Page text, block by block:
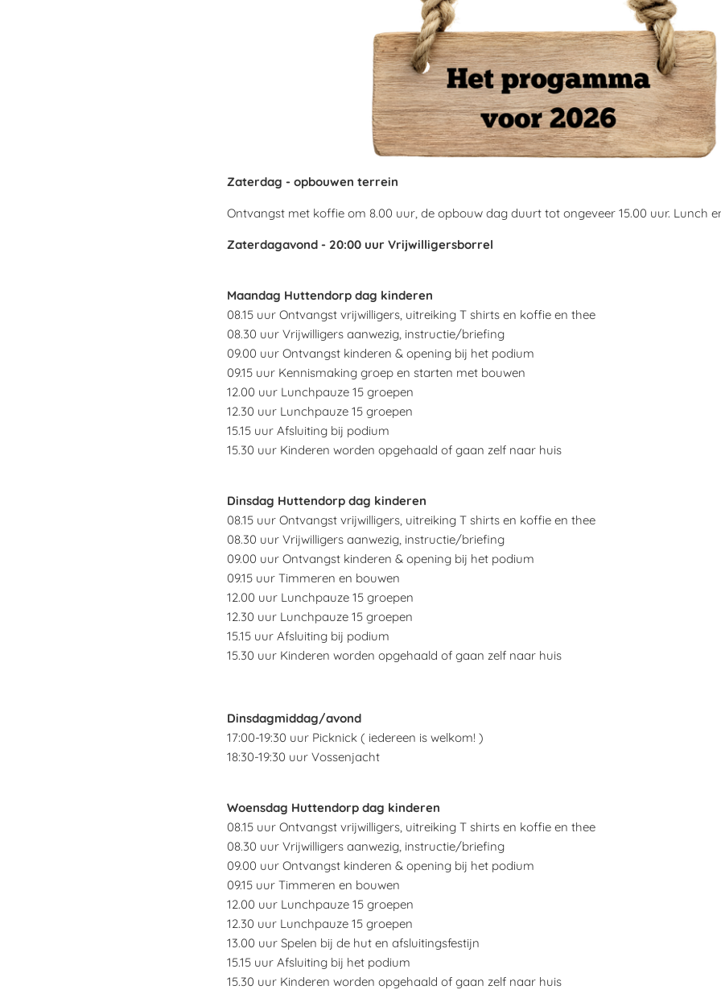
Zaterdag - opbouwen terrein
Ontvangst met koffie om 8.00 uur, de opbouw dag duurt tot ongeveer 15.00 uur. Lunch
Zaterdagavond - 20:00 uur Vrijwilligersborrel
Maandag Huttendorp dag kinderen
08.15 uur Ontvangst vrijwilligers, uitreiking T shirts en koffie en thee
08.30 uur Vrijwilligers aanwezig, instructie/briefing
09.00 uur Ontvangst kinderen & opening bij het podium
09.15 uur Kennismaking groep en starten met bouwen
12.00 uur Lunchpauze 15 groepen
12.30 uur Lunchpauze 15 groepen
15.15 uur Afsluiting bij podium
15.30 uur Kinderen worden opgehaald of gaan zelf naar huis
Dinsdag Huttendorp dag kinderen
08.15 uur Ontvangst vrijwilligers, uitreiking T shirts en koffie en thee
08.30 uur Vrijwilligers aanwezig, instructie/briefing
09.00 uur Ontvangst kinderen & opening bij het podium
09.15 uur Timmeren en bouwen
12.00 uur Lunchpauze 15 groepen
12.30 uur Lunchpauze 15 groepen
15.15 uur Afsluiting bij podium
15.30 uur Kinderen worden opgehaald of gaan zelf naar huis
Dinsdagmiddag/avond
17:00-19:30 uur Picknick ( iedereen is welkom! )
18:30-19:30 uur Vossenjacht
Woensdag Huttendorp dag kinderen
08.15 uur Ontvangst vrijwilligers, uitreiking T shirts en koffie en thee
08.30 uur Vrijwilligers aanwezig, instructie/briefing
09.00 uur Ontvangst kinderen & opening bij het podium
09.15 uur Timmeren en bouwen
12.00 uur Lunchpauze 15 groepen
12.30 uur Lunchpauze 15 groepen
13.00 uur Spelen bij de hut en afsluitingsfestijn
15.15 uur Afsluiting bij het podium
15.30 uur Kinderen worden opgehaald of gaan zelf naar huis